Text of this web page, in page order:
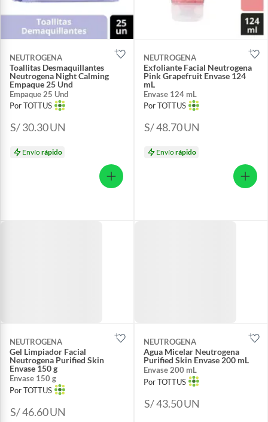
NEUTROGENA
Toallitas Desmaquillantes
Neutrogena Night Calming
Empaque 25 Und
Empaque 25 Und
Por TOTTUS
S/ 30.30UN
Envíorápido
NEUTROGENA
Exfoliante Facial Neutrogena
Pink Grapefruit Envase 124
mL
Envase 124 mL
Por TOTTUS
S/ 48.70UN
Envíorápido
NEUTROGENA
Gel Limpiador Facial
Neutrogena Purified Skin
Envase 150 g
Envase 150 g
Por TOTTUS
S/ 46.60UN
NEUTROGENA
Agua Micelar Neutrogena
Purified Skin Envase 200 mL
Envase 200 mL
Por TOTTUS
S/ 43.50UN